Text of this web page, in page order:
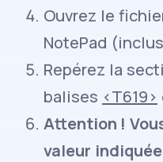
Ouvrez le
NotePad
Repérez la
balises <T619>
Attention !
valeur